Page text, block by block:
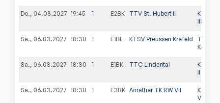
Do., 04.03.2027 19:45 1 E2BK TTV St. Hubert II
KTSV
III
Sa., 06.03.2027 18:30 1 E1BL KTSV Preussen Krefeld
TTF
Sa., 06.03.2027 18:30 1 E1BK TTC Lindental
KTSV
II
Sa., 06.03.2027 18:30 1 E3BK Anrather TK RW VII
KTSV
VI